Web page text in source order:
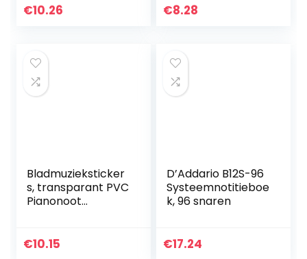
s voor 37/49/61/88
€10.26
Sleutels Piano voor
€8.28
Bladmuzieksticker
s, transparant PVC
Pianonoot
bedienen voor
€10.15
D’Addario B12S-96
Systeemnotitieboe
k, 96 snaren
€17.24